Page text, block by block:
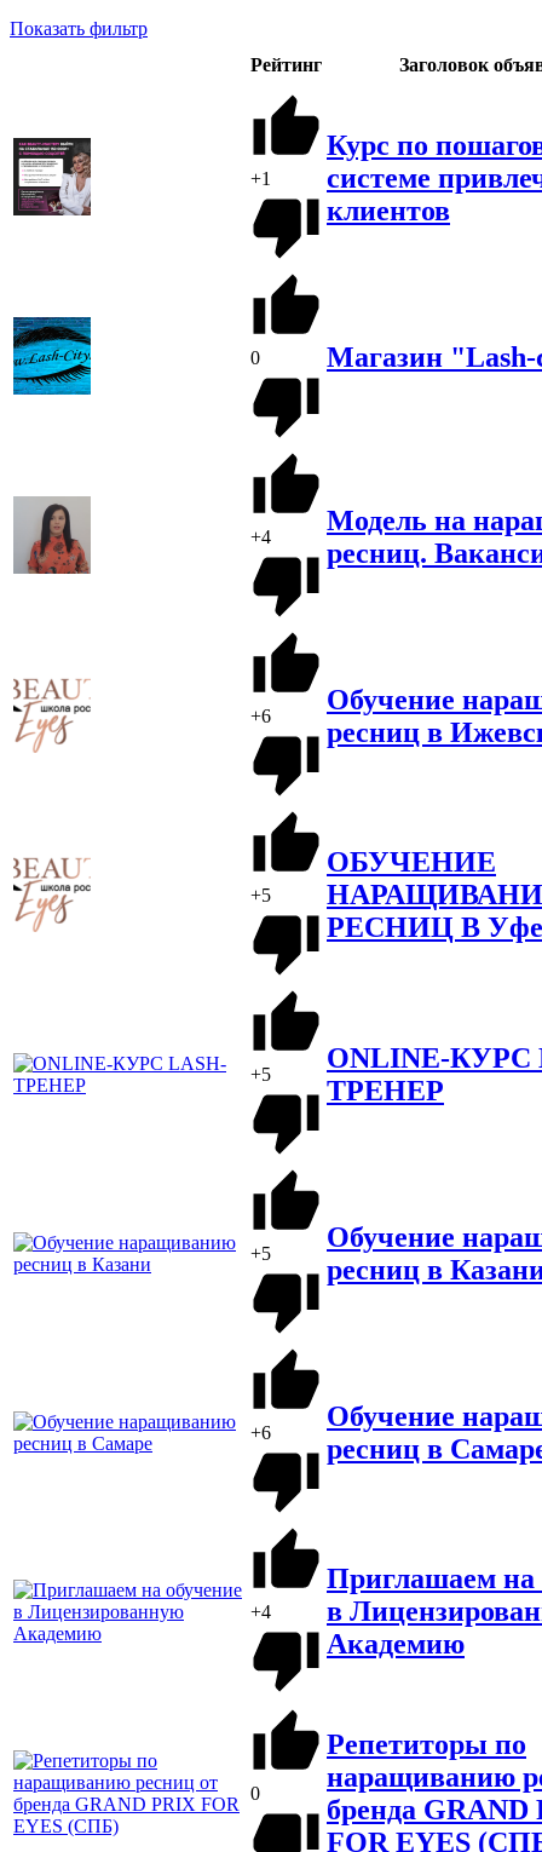
Показать фильтр
Рейтинг
Заголовок
+1
Курс по
системе
клиентов
0 Магазин
+4
Модель на
ресниц.
+6
Обучение
ресниц в
+5
ОБУЧЕНИЕ
РЕСНИЦ В Уфе
+5
ONLINE-КУРС
ТРЕНЕР
+5
Обучение
ресниц в
+6
Обучение
ресниц в
+4
Приглашаем на
в
Академию
0
Репетиторы по
наращиванию
бренда GRAND
FOR EYES